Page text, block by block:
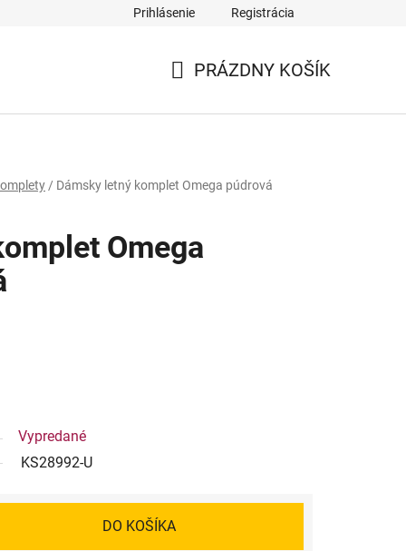
Prihlásenie Registrácia
PRÁZDNY KOŠÍK
/ Dámsky letný komplet Omega púdrová
Omega
Vypredané
KS28992-U
DO KOŠÍKA